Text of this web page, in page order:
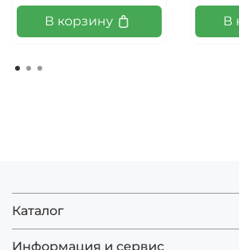
В корзину В
Каталог
Информация и сервис